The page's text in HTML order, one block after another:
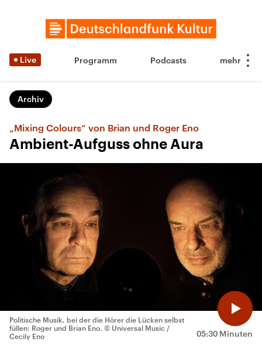
Live Programm Podcasts
Archiv
„Mixing Colours“ von Brian und Roger Eno
Ambient-Aufguss ohne Aura
05:30 Minuten
Politische Musik, bei der die Hörer die Lücken selbst
füllen: Roger und Brian Eno. © Universal Music /
Cecily Eno